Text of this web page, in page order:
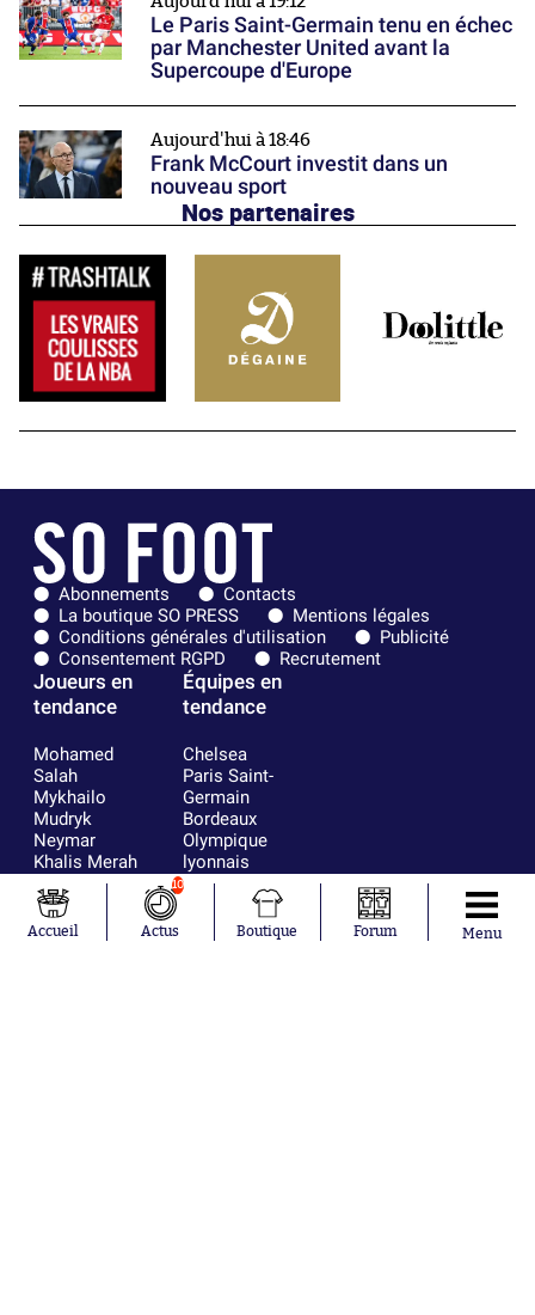
Le Paris Saint-Germain tenu en échec
par Manchester United avant la
Supercoupe d'Europe
Aujourd'hui à 18:46
Frank McCourt investit dans un
nouveau sport
Nos partenaires
Abonnements
Contacts
La boutique SO PRESS
Mentions légales
Conditions générales d'utilisation
Publicité
Consentement RGPD
Recrutement
Joueurs en
tendance
Mohamed
Salah
Mykhailo
Mudryk
Neymar
Khalis Merah
Loïs Openda
Moussa
Niakhaté
Équipes en
tendance
Chelsea
Paris Saint-
Germain
Bordeaux
Olympique
lyonnais
FIFA
Real Madrid
RC Strasbourg
Accueil
10
Actus Boutique Forum Menu